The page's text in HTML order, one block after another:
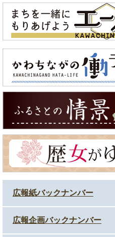
広報紙バックナンバー
広報企画バックナンバー